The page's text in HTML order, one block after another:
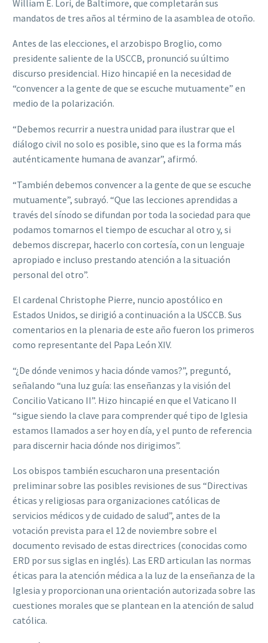
William E. Lori, de Baltimore, que completarán sus
mandatos de tres años al término de la asamblea de otoño.
Antes de las elecciones, el arzobispo Broglio, como
presidente saliente de la USCCB, pronunció su último
discurso presidencial. Hizo hincapié en la necesidad de
“convencer a la gente de que se escuche mutuamente” en
medio de la polarización.
“Debemos recurrir a nuestra unidad para ilustrar que el
diálogo civil no solo es posible, sino que es la forma más
auténticamente humana de avanzar”, afirmó.
“También debemos convencer a la gente de que se escuche
mutuamente”, subrayó. “Que las lecciones aprendidas a
través del sínodo se difundan por toda la sociedad para que
podamos tomarnos el tiempo de escuchar al otro y, si
debemos discrepar, hacerlo con cortesía, con un lenguaje
apropiado e incluso prestando atención a la situación
personal del otro”.
El cardenal Christophe Pierre, nuncio apostólico en
Estados Unidos, se dirigió a continuación a la USCCB. Sus
comentarios en la plenaria de este año fueron los primeros
como representante del Papa León XIV.
“¿De dónde venimos y hacia dónde vamos?”, preguntó,
señalando “una luz guía: las enseñanzas y la visión del
Concilio Vaticano II”. Hizo hincapié en que el Vaticano II
“sigue siendo la clave para comprender qué tipo de Iglesia
estamos llamados a ser hoy en día, y el punto de referencia
para discernir hacia dónde nos dirigimos”.
Los obispos también escucharon una presentación
preliminar sobre las posibles revisiones de sus “Directivas
éticas y religiosas para organizaciones católicas de
servicios médicos y de cuidado de salud”, antes de la
votación prevista para el 12 de noviembre sobre el
documento revisado de estas directrices (conocidas como
ERD por sus siglas en inglés). Las ERD articulan las normas
éticas para la atención médica a la luz de la enseñanza de la
Iglesia y proporcionan una orientación autorizada sobre las
cuestiones morales que se plantean en la atención de salud
católica.